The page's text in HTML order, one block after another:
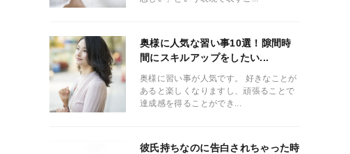
奥様に人気な習い事10選！隙間時
間にスキルアップをしたい...
奥様に習い事が人気です。 好きなことが
あると楽しくなりますし、頑張ることで
達成感を得ることができ...
彼氏持ちなのに告白されちゃった時